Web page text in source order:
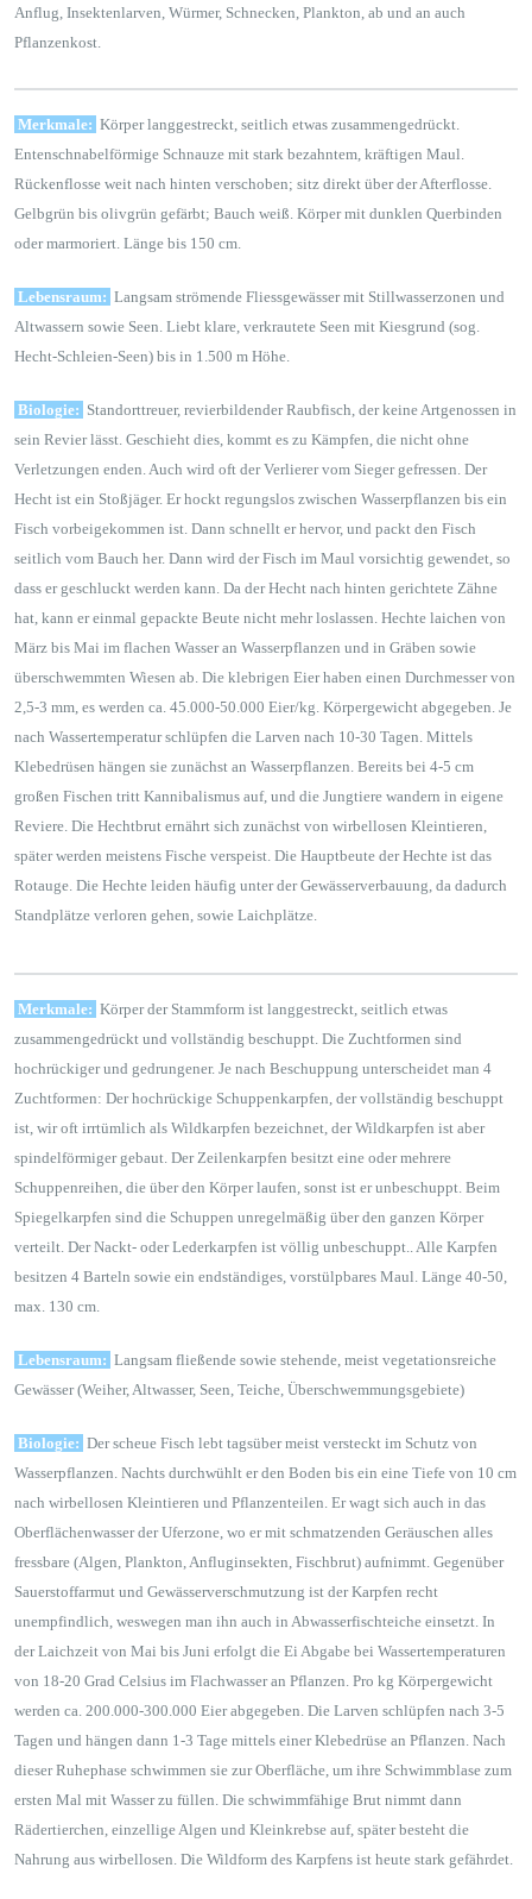
Anflug, Insektenlarven, Würmer, Schnecken, Plankton, ab und an auch
Pflanzenkost.
Merkmale: Körper langgestreckt, seitlich etwas zusammengedrückt.
Entenschnabelförmige Schnauze mit stark bezahntem, kräftigen Maul.
Rückenflosse weit nach hinten verschoben; sitz direkt über der Afterflosse.
Gelbgrün bis olivgrün gefärbt; Bauch weiß. Körper mit dunklen Querbinden
oder marmoriert. Länge bis 150 cm.
Lebensraum: Langsam strömende Fliessgewässer mit Stillwasserzonen und
Altwassern sowie Seen. Liebt klare, verkrautete Seen mit Kiesgrund (sog.
Hecht-Schleien-Seen) bis in 1.500 m Höhe.
Biologie: Standorttreuer, revierbildender Raubfisch, der keine Artgenossen in
sein Revier lässt. Geschieht dies, kommt es zu Kämpfen, die nicht ohne
Verletzungen enden. Auch wird oft der Verlierer vom Sieger gefressen. Der
Hecht ist ein Stoßjäger. Er hockt regungslos zwischen Wasserpflanzen bis ein
Fisch vorbeigekommen ist. Dann schnellt er hervor, und packt den Fisch
seitlich vom Bauch her. Dann wird der Fisch im Maul vorsichtig gewendet, so
dass er geschluckt werden kann. Da der Hecht nach hinten gerichtete Zähne
hat, kann er einmal gepackte Beute nicht mehr loslassen. Hechte laichen von
März bis Mai im flachen Wasser an Wasserpflanzen und in Gräben sowie
überschwemmten Wiesen ab. Die klebrigen Eier haben einen Durchmesser von
2,5-3 mm, es werden ca. 45.000-50.000 Eier/kg. Körpergewicht abgegeben. Je
nach Wassertemperatur schlüpfen die Larven nach 10-30 Tagen. Mittels
Klebedrüsen hängen sie zunächst an Wasserpflanzen. Bereits bei 4-5 cm
großen Fischen tritt Kannibalismus auf, und die Jungtiere wandern in eigene
Reviere. Die Hechtbrut ernährt sich zunächst von wirbellosen Kleintieren,
später werden meistens Fische verspeist. Die Hauptbeute der Hechte ist das
Rotauge. Die Hechte leiden häufig unter der Gewässerverbauung, da dadurch
Standplätze verloren gehen, sowie Laichplätze.
Merkmale: Körper der Stammform ist langgestreckt, seitlich etwas
zusammengedrückt und vollständig beschuppt. Die Zuchtformen sind
hochrückiger und gedrungener. Je nach Beschuppung unterscheidet man 4
Zuchtformen: Der hochrückige Schuppenkarpfen, der vollständig beschuppt
ist, wir oft irrtümlich als Wildkarpfen bezeichnet, der Wildkarpfen ist aber
spindelförmiger gebaut. Der Zeilenkarpfen besitzt eine oder mehrere
Schuppenreihen, die über den Körper laufen, sonst ist er unbeschuppt. Beim
Spiegelkarpfen sind die Schuppen unregelmäßig über den ganzen Körper
verteilt. Der Nackt- oder Lederkarpfen ist völlig unbeschuppt.. Alle Karpfen
besitzen 4 Barteln sowie ein endständiges, vorstülpbares Maul. Länge 40-50,
max. 130 cm.
Lebensraum: Langsam fließende sowie stehende, meist vegetationsreiche
Gewässer (Weiher, Altwasser, Seen, Teiche, Überschwemmungsgebiete)
Biologie: Der scheue Fisch lebt tagsüber meist versteckt im Schutz von
Wasserpflanzen. Nachts durchwühlt er den Boden bis ein eine Tiefe von 10 cm
nach wirbellosen Kleintieren und Pflanzenteilen. Er wagt sich auch in das
Oberflächenwasser der Uferzone, wo er mit schmatzenden Geräuschen alles
fressbare (Algen, Plankton, Anfluginsekten, Fischbrut) aufnimmt. Gegenüber
Sauerstoffarmut und Gewässerverschmutzung ist der Karpfen recht
unempfindlich, weswegen man ihn auch in Abwasserfischteiche einsetzt. In
der Laichzeit von Mai bis Juni erfolgt die Ei Abgabe bei Wassertemperaturen
von 18-20 Grad Celsius im Flachwasser an Pflanzen. Pro kg Körpergewicht
werden ca. 200.000-300.000 Eier abgegeben. Die Larven schlüpfen nach 3-5
Tagen und hängen dann 1-3 Tage mittels einer Klebedrüse an Pflanzen. Nach
dieser Ruhephase schwimmen sie zur Oberfläche, um ihre Schwimmblase zum
ersten Mal mit Wasser zu füllen. Die schwimmfähige Brut nimmt dann
Rädertierchen, einzellige Algen und Kleinkrebse auf, später besteht die
Nahrung aus wirbellosen. Die Wildform des Karpfens ist heute stark gefährdet.